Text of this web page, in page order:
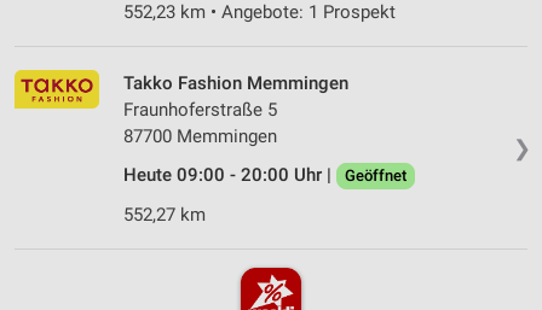
552,23 km • Angebote: 1 Prospekt
❯
Takko Fashion Memmingen
Fraunhoferstraße 5
87700 Memmingen
Heute 09:00 - 20:00 Uhr |
Geöffnet
552,27 km